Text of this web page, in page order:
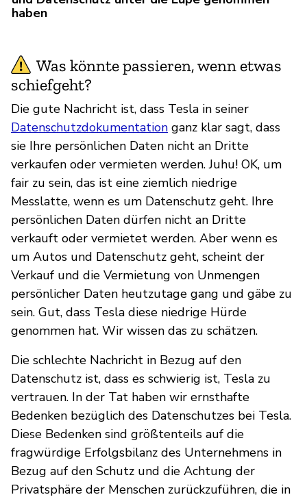
haben
Was könnte passieren, wenn etwas
schiefgeht?
Die gute Nachricht ist, dass Tesla in seiner
Datenschutzdokumentation ganz klar sagt, dass
sie Ihre persönlichen Daten nicht an Dritte
verkaufen oder vermieten werden. Juhu! OK, um
fair zu sein, das ist eine ziemlich niedrige
Messlatte, wenn es um Datenschutz geht. Ihre
persönlichen Daten dürfen nicht an Dritte
verkauft oder vermietet werden. Aber wenn es
um Autos und Datenschutz geht, scheint der
Verkauf und die Vermietung von Unmengen
persönlicher Daten heutzutage gang und gäbe zu
sein. Gut, dass Tesla diese niedrige Hürde
genommen hat. Wir wissen das zu schätzen.
Die schlechte Nachricht in Bezug auf den
Datenschutz ist, dass es schwierig ist, Tesla zu
vertrauen. In der Tat haben wir ernsthafte
Bedenken bezüglich des Datenschutzes bei Tesla.
Diese Bedenken sind größtenteils auf die
fragwürdige Erfolgsbilanz des Unternehmens in
Bezug auf den Schutz und die Achtung der
Privatsphäre der Menschen zurückzuführen, die in